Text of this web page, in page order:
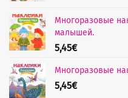
Многоразовые
малышей.
5,45€
Многоразовые
5,45€